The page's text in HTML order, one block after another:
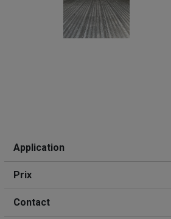
Application
Prix
Contact